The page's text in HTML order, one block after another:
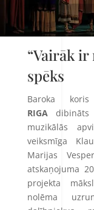
“Vairāk ir
spēks
Baroka
RIGA
muzikālās
veiksmīga
Marijas
atskaņojuma
projekta
nolēma